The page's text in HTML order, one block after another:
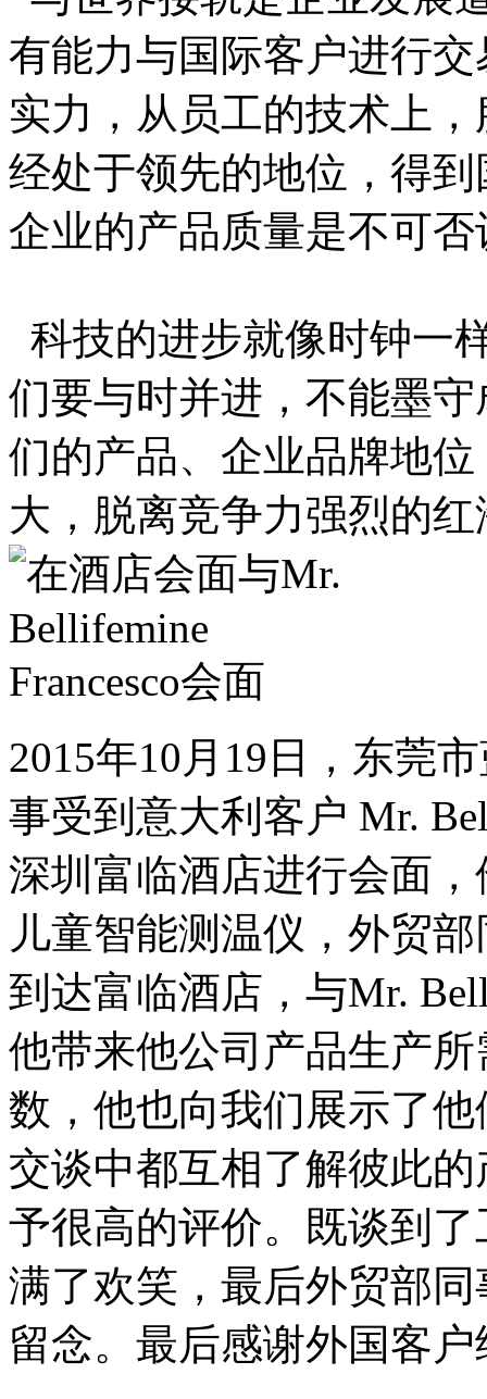
有能力与国际客户进行
实力，从员工的技术上
经处于领先的地位，得
企业的产品质量是不可否
科技的进步就像时钟一
们要与时并进，不能墨
们的产品、企业品牌地
大，脱离竞争力强烈的
2015年10月19日，东莞
事受到意大利客户 Mr.
深圳富临酒店进行会面
儿童智能测温仪，外贸
到达富临酒店，与Mr.
他带来他公司产品生产
数，他也向我们展示了
交谈中都互相了解彼此
予很高的评价。既谈到
满了欢笑，最后外贸部
留念。最后感谢外国客